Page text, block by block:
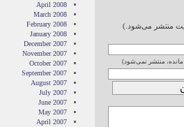
منتشر می‌شود.)
مانده، منتشر نمی‌شود)
April 2008
March 2008
February 2008
January 2008
December 2007
November 2007
October 2007
September 2007
August 2007
July 2007
June 2007
May 2007
April 2007